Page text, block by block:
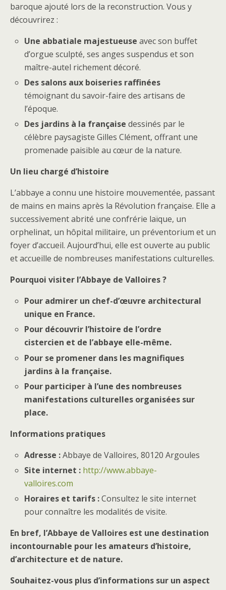
baroque ajouté lors de la reconstruction. Vous y
découvrirez :
Une abbatiale majestueuse avec son buffet
d’orgue sculpté, ses anges suspendus et son
maître-autel richement décoré.
Des salons aux boiseries raffinées
témoignant du savoir-faire des artisans de
l’époque.
Des jardins à la française dessinés par le
célèbre paysagiste Gilles Clément, offrant une
promenade paisible au cœur de la nature.
Un lieu chargé d’histoire
L’abbaye a connu une histoire mouvementée, passant
de mains en mains après la Révolution française. Elle a
successivement abrité une confrérie laïque, un
orphelinat, un hôpital militaire, un préventorium et un
foyer d’accueil. Aujourd’hui, elle est ouverte au public
et accueille de nombreuses manifestations culturelles.
Pourquoi visiter l’Abbaye de Valloires ?
Pour admirer un chef-d’œuvre architectural
unique en France.
Pour découvrir l’histoire de l’ordre
cistercien et de l’abbaye elle-même.
Pour se promener dans les magnifiques
jardins à la française.
Pour participer à l’une des nombreuses
manifestations culturelles organisées sur
place.
Informations pratiques
Adresse :Abbaye de Valloires, 80120 Argoules
Site internet : http://www.abbaye-
valloires.com
Horaires et tarifs :Consultez le site internet
pour connaître les modalités de visite.
En bref, l’Abbaye de Valloires est une destination
incontournable pour les amateurs d’histoire,
d’architecture et de nature.
Souhaitez-vous plus d’informations sur un aspect